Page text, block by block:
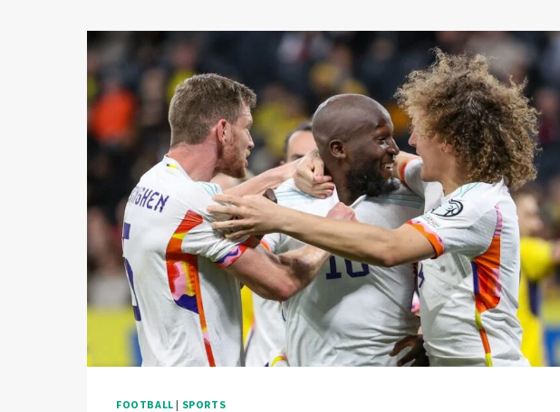
FOOTBALL | SPORTS